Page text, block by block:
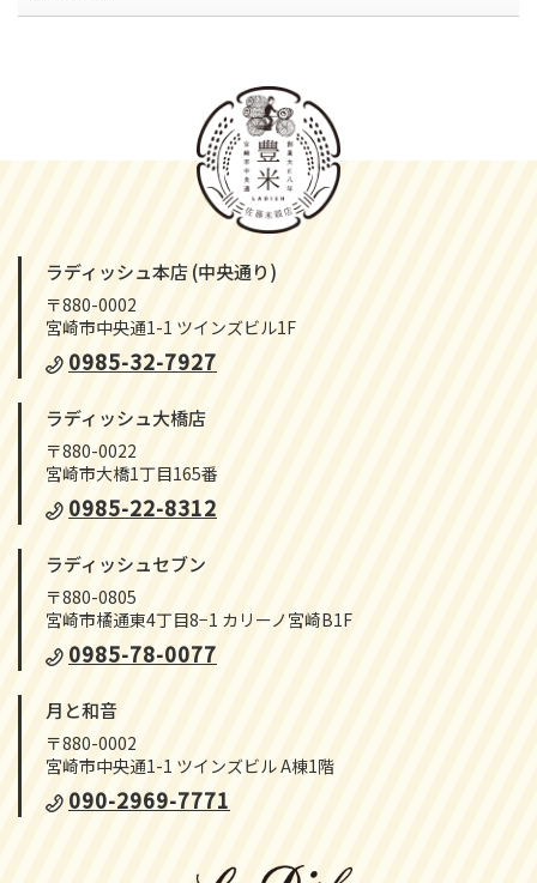
ラディッシュ本店 (中央通り)
〒880-0002
宮崎市中央通1-1 ツインズビル1F
0985-32-7927
ラディッシュ大橋店
〒880-0022
宮崎市大橋1丁目165番
0985-22-8312
ラディッシュセブン
〒880-0805
宮崎市橘通東4丁目8−1 カリーノ宮崎B1F
0985-78-0077
月と和音
〒880-0002
宮崎市中央通1-1 ツインズビル A棟1階
090-2969-7771